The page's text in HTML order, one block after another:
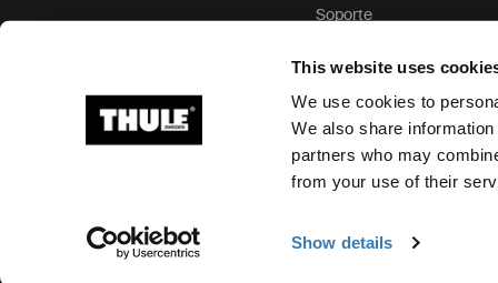
This website uses
We use cookies to
We also share
partners who may
from your use of their
Show details
Soporte
Ⓒ 2026 Thule Group Todos los derechos reservados